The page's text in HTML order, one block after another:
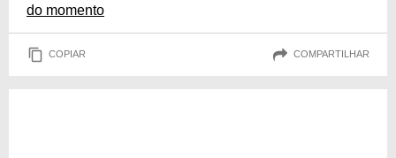
do momento
COPIAR COMPARTILHAR